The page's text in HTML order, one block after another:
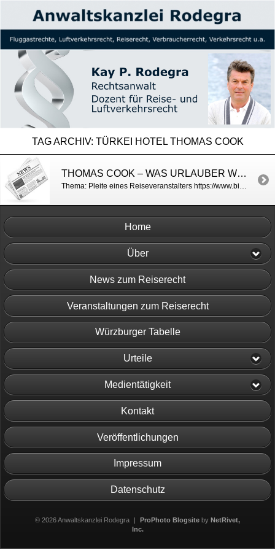
TAG ARCHIV: TÜRKEI HOTEL THOMAS COOK
THOMAS COOK – WAS URLAUBER WISSEN MÜSSEN / BILD
Thema: Pleite eines Reiseveranstalters https://www.bild.de/bild-plus/reise/fluege/fluege/thomas-cook-ist-pleite-was-urlauber-jetzt-wissen-sollten-64879340.bild.html
Home
Über
News zum Reiserecht
Veranstaltungen zum Reiserecht
Würzburger Tabelle
Urteile
Medientätigkeit
Kontakt
Veröffentlichungen
Impressum
Datenschutz
© 2026 Anwaltskanzlei Rodegra | ProPhoto Blogsiteby NetRivet,
Inc.